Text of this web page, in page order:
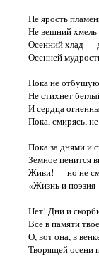
Не ярость
Не вешний хмель
Осенний хлад —
Осенней
Пока не
Не стихнет
И сердца
Пока, смирясь,
Пока за днями и
Земное пенится
Живи! — но не
«Жизнь и
Нет! Дни и
Все в памяти
О, вот она, в
Творящей осени